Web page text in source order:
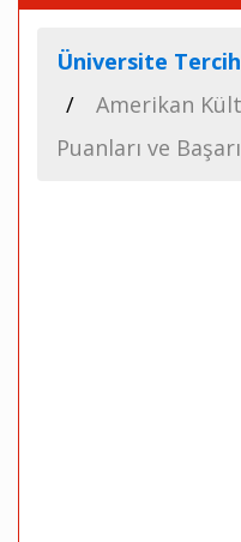
Üniversite
Amerikan
Puanları ve